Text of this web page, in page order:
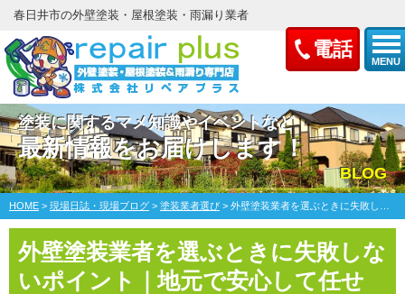
電話
MENU
春日井市の外壁塗装・屋根塗装・雨漏り業者
塗装に関するマメ知識やイベントなど
最新情報をお届けします！
BLOG
HOME > 現場日誌・現場ブログ > 塗装業者選び > 外壁塗装業者を選ぶときに失敗しないポイント｜地元で安心して任せられる業者を見極めよう
外壁塗装業者を選ぶときに失敗しな
いポイント｜地元で安心して任せ